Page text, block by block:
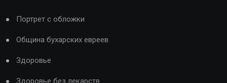
Портрет с обложки
Община бухарских евреев
Здоровье